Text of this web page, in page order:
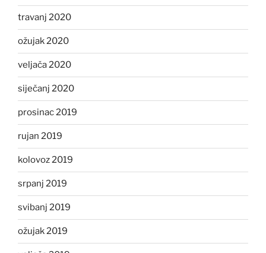
travanj 2020
ožujak 2020
veljača 2020
siječanj 2020
prosinac 2019
rujan 2019
kolovoz 2019
srpanj 2019
svibanj 2019
ožujak 2019